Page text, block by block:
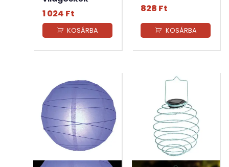
1 024 Ft
KOSÁRBA
828 Ft
KOSÁRBA